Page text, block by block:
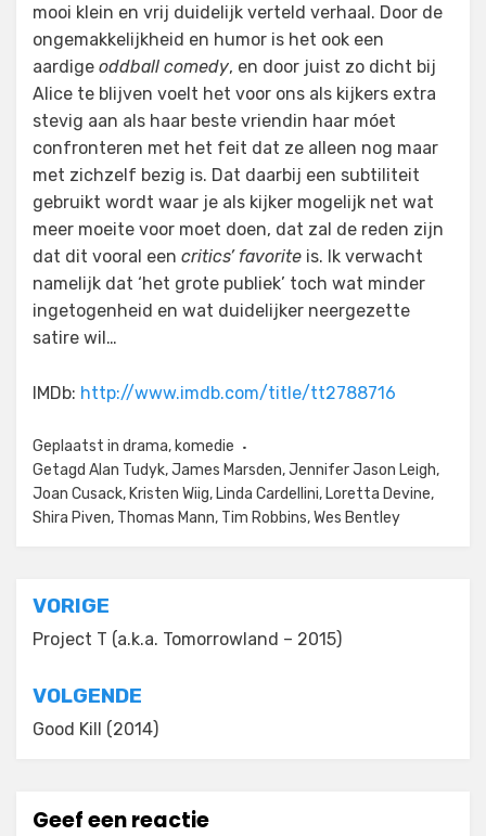
mooi klein en vrij duidelijk verteld verhaal. Door de
ongemakkelijkheid en humor is het ook een
aardige oddball comedy, en door juist zo dicht bij
Alice te blijven voelt het voor ons als kijkers extra
stevig aan als haar beste vriendin haar móet
confronteren met het feit dat ze alleen nog maar
met zichzelf bezig is. Dat daarbij een subtiliteit
gebruikt wordt waar je als kijker mogelijk net wat
meer moeite voor moet doen, dat zal de reden zijn
dat dit vooral een critics’ favorite is. Ik verwacht
namelijk dat ‘het grote publiek’ toch wat minder
ingetogenheid en wat duidelijker neergezette
satire wil…
IMDb: http://www.imdb.com/title/tt2788716
Geplaatst in drama, komedie
Getagd Alan Tudyk,James Marsden,Jennifer Jason Leigh,
Joan Cusack, Kristen Wiig, Linda Cardellini, Loretta Devine,
Shira Piven, Thomas Mann, Tim Robbins,Wes Bentley
Bericht
navigatie
VORIGE
Project T (a.k.a. Tomorrowland – 2015)
VOLGENDE
Good Kill (2014)
Geef een reactie